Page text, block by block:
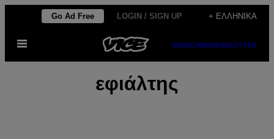
Μετάβαση
περιεχόμενο
Go Ad Free LOGIN / SIGN UP + ΕΛΛΗΝΙΚΆ
Ανοίξτε
μενού
SUBSCRIBENEWSLETTER
εφιάλτης